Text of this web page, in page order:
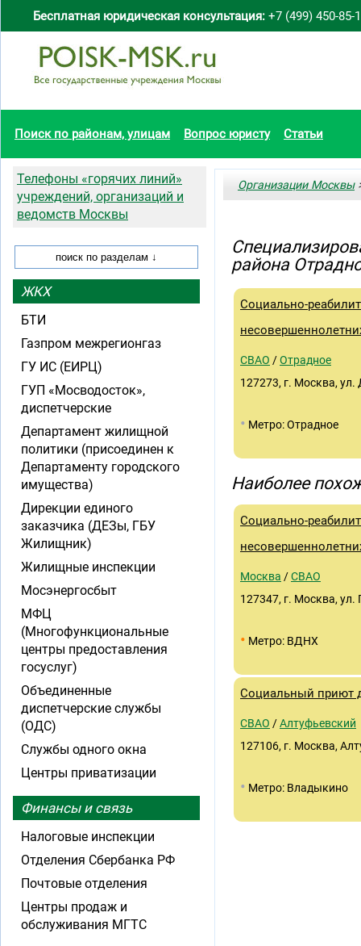
Бесплатная юридическая консультация: +7 (499) 450-85-
Поиск по районам, улицам Вопрос юристу Статьи
Организации Москвы
района
Социально-
СВАО /Отрадное
127273, г. Москва, ул.
• Метро: Отрадное
Наиболее
Социально-
Москва /СВАО
127347, г. Москва, ул.
• Метро: ВДНХ
Социальный приют
СВАО /Алтуфьевский
127106, г. Москва,
• Метро: Владыкино
Телефоны «горячих линий»
учреждений, организаций и
ведомств Москвы
ЖКХ
БТИ
Газпром межрегионгаз
ГУ ИС (ЕИРЦ)
ГУП «Мосводосток»,
диспетчерские
Департамент жилищной
политики (присоединен к
Департаменту городского
имущества)
Дирекции единого
заказчика (ДЕЗы, ГБУ
Жилищник)
Жилищные инспекции
Мосэнергосбыт
МФЦ
(Многофункциональные
центры предоставления
госуслуг)
Объединенные
диспетчерские службы
(ОДС)
Службы одного окна
Центры приватизации
Финансы и связь
Налоговые инспекции
Отделения Сбербанка РФ
Почтовые отделения
Центры продаж и
обслуживания МГТС